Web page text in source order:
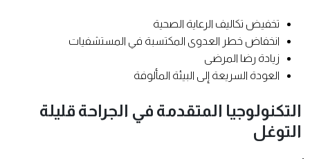
تخفيض تكاليف الرعاية الصحية
انخفاض خطر العدوى المكتسبة في المستشفيات
زيادة رضا المرضى
العودة السريعة إلى البيئة المألوفة
التكنولوجيا المتقدمة في الجراحة قليلة
التوغل